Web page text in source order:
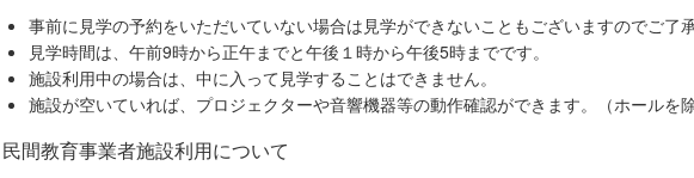
事前に見学の予約をいただいていない場合は見学ができないこともございますのでご了承
見学時間は、午前9時から正午までと午後１時から午後5時までです。
施設利用中の場合は、中に入って見学することはできません。
施設が空いていれば、プロジェクターや音響機器等の動作確認ができます。（ホールを除
民間教育事業者施設利用について